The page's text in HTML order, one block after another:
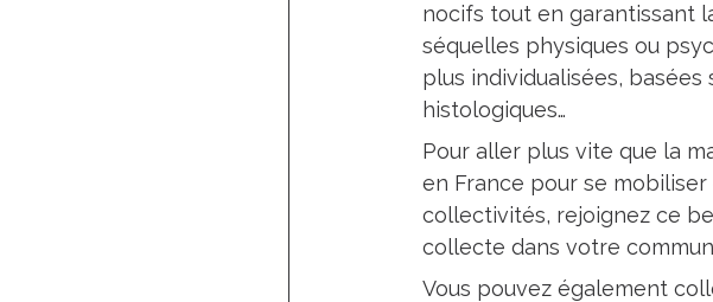
nocifs tout en garantissant
séquelles physiques ou
plus individualisées,
histologiques…
Pour aller plus vite que la
en France pour se
collectivités, rejoignez ce
collecte dans votre
Vous pouvez également